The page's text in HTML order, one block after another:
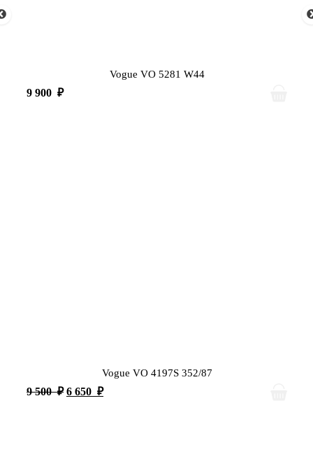
Vogue VO 5281 W44
9 900 ₽
Vogue VO 4197S 352/87
9 500₽ 6 650 ₽